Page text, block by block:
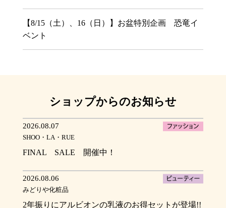
【8/15（土）、16（日）】お盆特別企画 恐竜イ
ベント
ショップからのお知らせ
2026.08.07
SHOO・LA・RUE
FINAL SALE 開催中！
2026.08.06
みどりや化粧品
2年振りにアルビオンの乳液のお得セットが登場!!